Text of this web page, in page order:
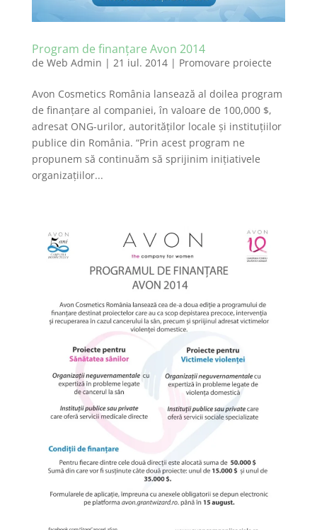
Program de finanțare Avon 2014
de Web Admin | 21 iul. 2014| Promovare proiecte
Avon Cosmetics România lansează al doilea program
de finanțare al companiei, în valoare de 100,000 $,
adresat ONG-urilor, autorităților locale și instituțiilor
publice din România. “Prin acest program ne
propunem să continuăm să sprijinim inițiativele
organizațiilor...